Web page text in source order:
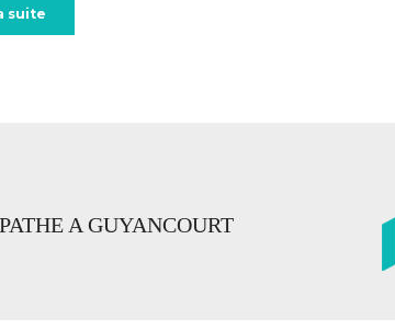
suite
A GUYANCOURT